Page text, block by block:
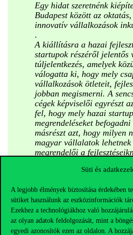
Süti és
A legjobb élmények biztosítása érdekében
sütiket használunk az eszközinformációk
Ezekhez a technológiákhoz való
az olyan adatok feldolgozását, mint a
egyedi azonosítók ezen az oldalon. A
Egy hidat szeretnénk
Budapest között az
innovatív vállalkozások
.
A kiállításra a hazai
startupok részéről jelentős
túljelentkezés, amelyek
válogatta ki, hogy mely
vállalkozások ötleteit,
jobban megismerni. A
cégek képviselői egyrészt
fel, hogy mely hazai
megrendeléseket
másrészt azt, hogy milyen
magyar vállalatok
megrendelői a
– magyarázta az esemény főszervezője,
kutatóprofesszorunk.
Ateljes cikk itt olvasható.